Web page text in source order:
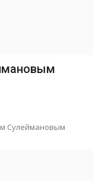
Сулеймановым